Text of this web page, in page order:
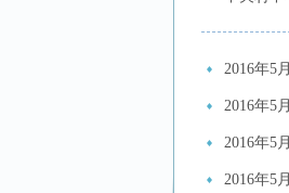
2016年5
2016年5
2016年5
2016年5